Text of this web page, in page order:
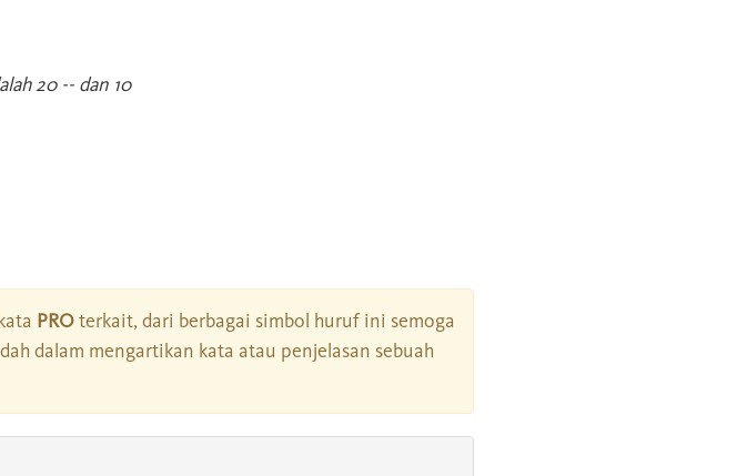
20 -- dan 10
PROterkait, dari berbagai simbol huruf ini semoga
dalam mengartikan kata atau penjelasan sebuah